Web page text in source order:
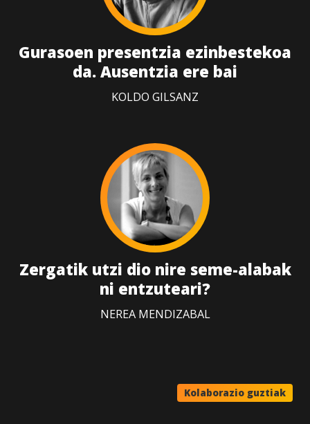
Gurasoen presentzia ezinbestekoa
da. Ausentzia ere bai
KOLDO GILSANZ
Zergatik utzi dio nire seme-alabak
ni entzuteari?
NEREA MENDIZABAL
Kolaborazio guztiak